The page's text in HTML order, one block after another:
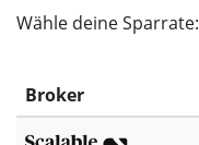
Wähle deine Sparrate:
Broker